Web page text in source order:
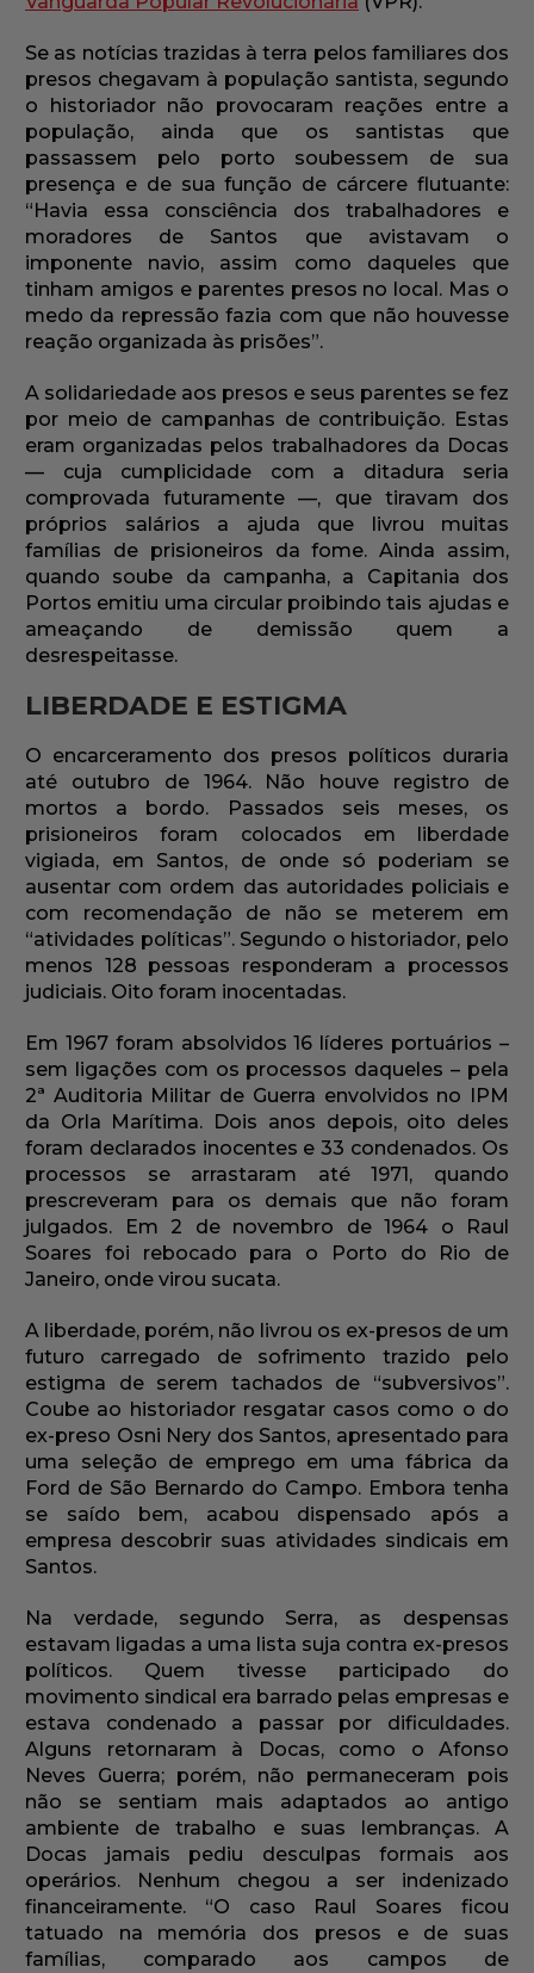
Se as notícias trazidas à terra pelos familiares dos
presos chegavam à população santista, segundo
o historiador não provocaram reações entre a
população, ainda que os santistas que
passassem pelo porto soubessem de sua
presença e de sua função de cárcere flutuante:
“Havia essa consciência dos trabalhadores e
moradores de Santos que avistavam o
imponente navio, assim como daqueles que
tinham amigos e parentes presos no local. Mas o
medo da repressão fazia com que não houvesse
reação organizada às prisões”.
A solidariedade aos presos e seus parentes se fez
por meio de campanhas de contribuição. Estas
eram organizadas pelos trabalhadores da Docas
— cuja cumplicidade com a ditadura seria
comprovada futuramente —, que tiravam dos
próprios salários a ajuda que livrou muitas
famílias de prisioneiros da fome. Ainda assim,
quando soube da campanha, a Capitania dos
Portos emitiu uma circular proibindo tais ajudas e
ameaçando de demissão quem a
desrespeitasse.
LIBERDADE E ESTIGMA
O encarceramento dos presos políticos duraria
até outubro de 1964. Não houve registro de
mortos a bordo. Passados seis meses, os
prisioneiros foram colocados em liberdade
vigiada, em Santos, de onde só poderiam se
ausentar com ordem das autoridades policiais e
com recomendação de não se meterem em
“atividades políticas”. Segundo o historiador, pelo
menos 128 pessoas responderam a processos
judiciais. Oito foram inocentadas.
Em 1967 foram absolvidos 16 líderes portuários –
sem ligações com os processos daqueles – pela
2ª Auditoria Militar de Guerra envolvidos no IPM
da Orla Marítima. Dois anos depois, oito deles
foram declarados inocentes e 33 condenados. Os
processos se arrastaram até 1971, quando
prescreveram para os demais que não foram
julgados. Em 2 de novembro de 1964 o Raul
Soares foi rebocado para o Porto do Rio de
Janeiro, onde virou sucata.
A liberdade, porém, não livrou os ex-presos de um
futuro carregado de sofrimento trazido pelo
estigma de serem tachados de “subversivos”.
Coube ao historiador resgatar casos como o do
ex-preso Osni Nery dos Santos, apresentado para
uma seleção de emprego em uma fábrica da
Ford de São Bernardo do Campo. Embora tenha
se saído bem, acabou dispensado após a
empresa descobrir suas atividades sindicais em
Santos.
Na verdade, segundo Serra, as despensas
estavam ligadas a uma lista suja contra ex-presos
políticos. Quem tivesse participado do
movimento sindical era barrado pelas empresas e
estava condenado a passar por dificuldades.
Alguns retornaram à Docas, como o Afonso
Neves Guerra; porém, não permaneceram pois
não se sentiam mais adaptados ao antigo
ambiente de trabalho e suas lembranças. A
Docas jamais pediu desculpas formais aos
operários. Nenhum chegou a ser indenizado
financeiramente. “O caso Raul Soares ficou
tatuado na memória dos presos e de suas
famílias, comparado aos campos de